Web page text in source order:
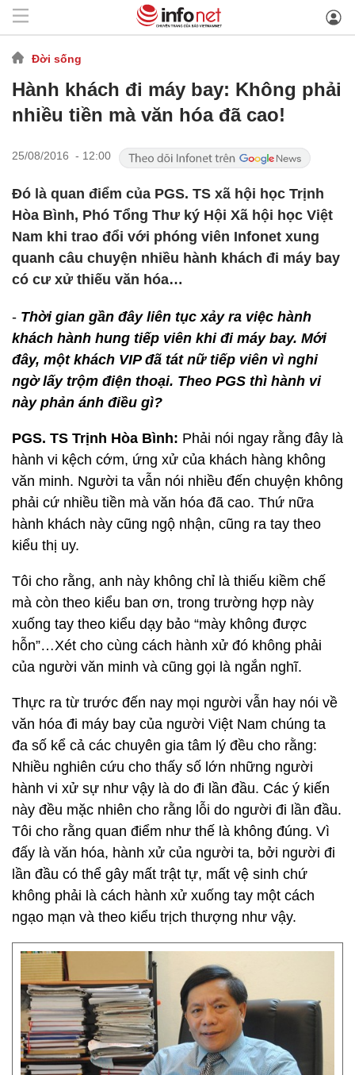
Đời sống
Hành khách đi máy bay: Không phải
nhiều tiền mà văn hóa đã cao!
25/08/2016 - 12:00
Đó là quan điểm của PGS. TS xã hội học Trịnh
Hòa Bình, Phó Tổng Thư ký Hội Xã hội học Việt
Nam khi trao đổi với phóng viên Infonet xung
quanh câu chuyện nhiều hành khách đi máy bay
có cư xử thiếu văn hóa…
- Thời gian gần đây liên tục xảy ra việc hành
khách hành hung tiếp viên khi đi máy bay. Mới
đây, một khách VIP đã tát nữ tiếp viên vì nghi
ngờ lấy trộm điện thoại. Theo PGS thì hành vi
này phản ánh điều gì?
PGS. TS Trịnh Hòa Bình: Phải nói ngay rằng đây là
hành vi kệch cớm, ứng xử của khách hàng không
văn minh. Người ta vẫn nói nhiều đến chuyện không
phải cứ nhiều tiền mà văn hóa đã cao. Thứ nữa
hành khách này cũng ngộ nhận, cũng ra tay theo
kiểu thị uy.
Tôi cho rằng, anh này không chỉ là thiếu kiềm chế
mà còn theo kiểu ban ơn, trong trường hợp này
xuống tay theo kiểu dạy bảo “mày không được
hỗn”…Xét cho cùng cách hành xử đó không phải
của người văn minh và cũng gọi là ngắn nghĩ.
Thực ra từ trước đến nay mọi người vẫn hay nói về
văn hóa đi máy bay của người Việt Nam chúng ta
đa số kể cả các chuyên gia tâm lý đều cho rằng:
Nhiều nghiên cứu cho thấy số lớn những người
hành vi xử sự như vậy là do đi lần đầu. Các ý kiến
này đều mặc nhiên cho rằng lỗi do người đi lần đầu.
Tôi cho rằng quan điểm như thế là không đúng. Vì
đấy là văn hóa, hành xử của người ta, bởi người đi
lần đầu có thể gây mất trật tự, mất vệ sinh chứ
không phải là cách hành xử xuống tay một cách
ngạo mạn và theo kiểu trịch thượng như vậy.